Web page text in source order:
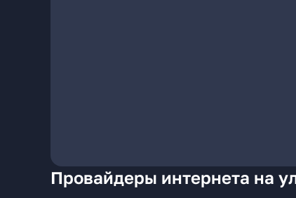
Провайдеры интернета на